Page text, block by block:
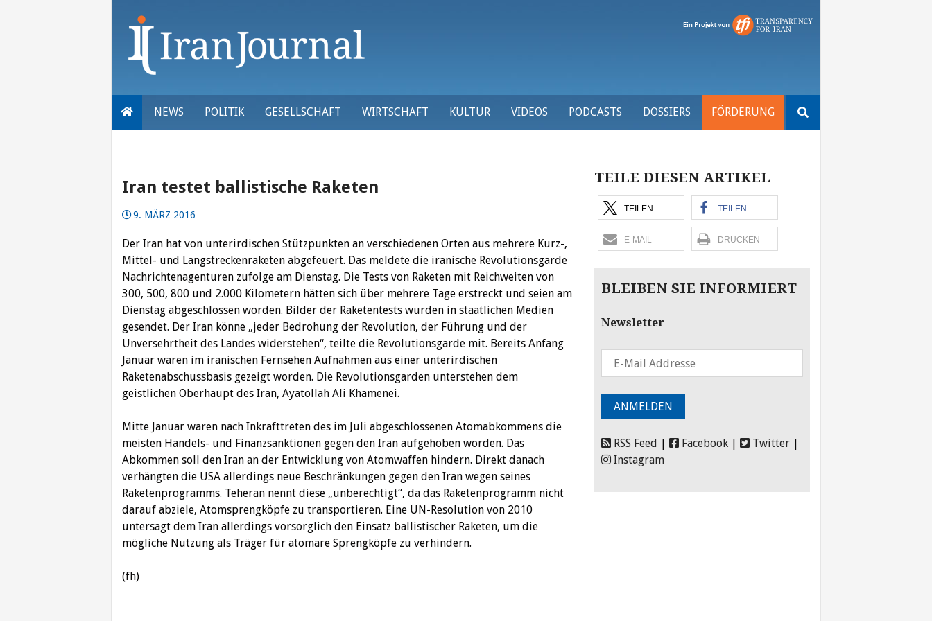
NEWS POLITIK GESELLSCHAFT WIRTSCHAFT KULTUR VIDEOS PODCASTS DOSSIERS FÖRDERUNG
nach:
Iran testet ballistische Raketen
9. MÄRZ 2016
Der Iran hat von unterirdischen Stützpunkten an verschiedenen Orten aus mehrere Kurz-,
Mittel- und Langstreckenraketen abgefeuert. Das meldete die iranische Revolutionsgarde
Nachrichtenagenturen zufolge am Dienstag. Die Tests von Raketen mit Reichweiten von
300, 500, 800 und 2.000 Kilometern hätten sich über mehrere Tage erstreckt und seien am
Dienstag abgeschlossen worden. Bilder der Raketentests wurden in staatlichen Medien
gesendet. Der Iran könne „jeder Bedrohung der Revolution, der Führung und der
Unversehrtheit des Landes widerstehen“, teilte die Revolutionsgarde mit. Bereits Anfang
Januar waren im iranischen Fernsehen Aufnahmen aus einer unterirdischen
Raketenabschussbasis gezeigt worden. Die Revolutionsgarden unterstehen dem
geistlichen Oberhaupt des Iran, Ayatollah Ali Khamenei.
Mitte Januar waren nach Inkrafttreten des im Juli abgeschlossenen Atomabkommens die
meisten Handels- und Finanzsanktionen gegen den Iran aufgehoben worden. Das
Abkommen soll den Iran an der Entwicklung von Atomwaffen hindern. Direkt danach
verhängten die USA allerdings neue Beschränkungen gegen den Iran wegen seines
Raketenprogramms. Teheran nennt diese „unberechtigt“, da das Raketenprogramm nicht
darauf abziele, Atomsprengköpfe zu transportieren. Eine UN-Resolution von 2010
untersagt dem Iran allerdings vorsorglich den Einsatz ballistischer Raketen, um die
mögliche Nutzung als Träger für atomare Sprengköpfe zu verhindern.
(fh)
TEILE DIESEN ARTIKEL
TEILEN TEILEN
E-MAIL DRUCKEN
BLEIBEN SIE INFORMIERT
Newsletter
RSS Feed Facebook Twitter
Instagram